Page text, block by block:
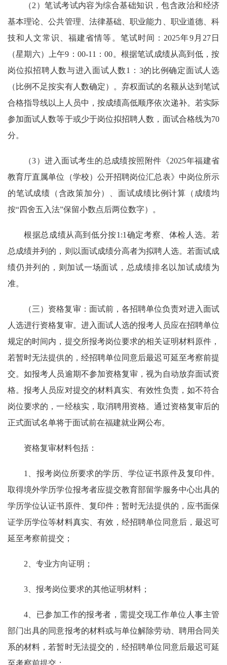
（2）笔试考试内容为综合基础知识，包含政治和经济
基本理论、公共管理、法律基础、职业能力、职业道德、科
技和人文常识、福建省情等。笔试时间：2025年9月27日
（星期六）上午9：00-11：00。根据笔试成绩从高到低，按
岗位拟招聘人数与进入面试人数1：3的比例确定面试人选
（比例不足按实有人数确定）。弃权面试的名额从达到笔试
合格指导线以上人员中，按成绩高低顺序依次递补。若实际
参加面试人数等于或少于岗位拟招聘人数，面试合格线为70
分。
（3）进入面试考生的总成绩按照附件《2025年福建省
教育厅直属单位（学校）公开招聘岗位汇总表》中岗位所示
的笔试成绩（含政策加分）、面试成绩比例计算（成绩均
按“四舍五入法”保留小数点后两位数字）。
根据总成绩从高到低分按1:1确定考察、体检人选。若
总成绩并列的，则以面试成绩分高者为拟聘人选。若面试成
绩仍并列的，则加试一场面试，总成绩排名以加试成绩为
准。
（三）资格复审：面试前，各招聘单位负责对进入面试
人选进行资格复审。进入面试人选的报考人员应在招聘单位
规定的时间内，提交所报考岗位要求的相关证明材料原件，
若暂时无法提供的，经招聘单位同意后最迟可延至考察前提
交。如报考人员逾期不参加资格复审，视为自动放弃面试资
格。报考人员应对提交的材料真实、有效性负责，如不符合
岗位要求的，一经核实，取消聘用资格。通过资格复审后的
正式面试名单将于面试前在福建就业网公布。
资格复审材料包括：
1、报考岗位所要求的学历、学位证书原件及复印件。
取得境外学历学位报考者应提交教育部留学服务中心出具的
学历学位认证书原件、复印件；暂时无法提供的，应书面保
证学历学位等材料真实、有效，经招聘单位同意后，最迟可
延至考察前提交；
2、专业方向证明；
3、报考岗位要求的其他证明材料；
4、已参加工作的报考者，需提交现工作单位人事主管
部门出具的同意报考的材料或与单位解除劳动、聘用合同关
系的材料，若暂时无法提交的，经招聘单位同意后最迟可延
至考察前提交；